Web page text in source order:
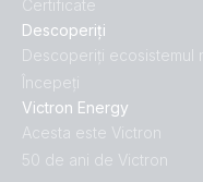
Descoperiți
Descoperiți ecosistemul
Începeți
Victron Energy
Acesta este Victron
50 de ani de Victron
Certificate